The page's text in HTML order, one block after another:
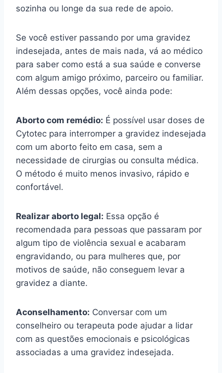
sozinha ou longe da sua rede de apoio.
Se você estiver passando por uma gravidez
indesejada, antes de mais nada, vá ao médico
para saber como está a sua saúde e converse
com algum amigo próximo, parceiro ou familiar.
Além dessas opções, você ainda pode:
Aborto com remédio: É possível usar doses de
Cytotec para interromper a gravidez indesejada
com um aborto feito em casa, sem a
necessidade de cirurgias ou consulta médica.
O método é muito menos invasivo, rápido e
confortável.
Realizar aborto legal: Essa opção é
recomendada para pessoas que passaram por
algum tipo de violência sexual e acabaram
engravidando, ou para mulheres que, por
motivos de saúde, não conseguem levar a
gravidez a diante.
Aconselhamento: Conversar com um
conselheiro ou terapeuta pode ajudar a lidar
com as questões emocionais e psicológicas
associadas a uma gravidez indesejada.